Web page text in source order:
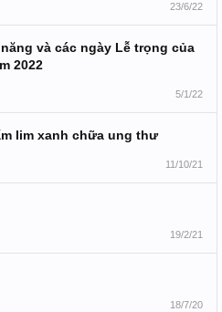
23/6/22
và các ngày Lễ trọng của
2022
5/1/22
lim xanh chữa ung thư
11/10/21
19/2/21
18/7/20